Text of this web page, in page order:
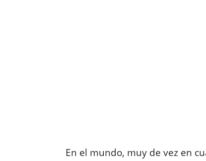
En el mundo, muy de vez en